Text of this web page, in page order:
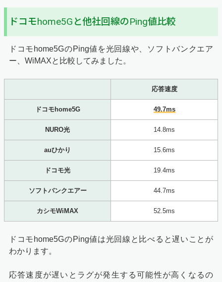
ドコモhome5Gと他社回線のPing値比較
ドコモhome5GのPing値を光回線や、ソフトバンクエア
ー、WiMAXと比較してみました。
応答速度
ドコモhome5G 49.7ms
NURO光 14.8ms
auひかり 15.6ms
ドコモ光 19.4ms
ソフトバンクエアー 44.7ms
カシモWiMAX 52.5ms
ドコモhome5GのPing値は光回線と比べると遅いことが
わかります。
応答速度が遅いとラグが発生する可能性が高くなるの